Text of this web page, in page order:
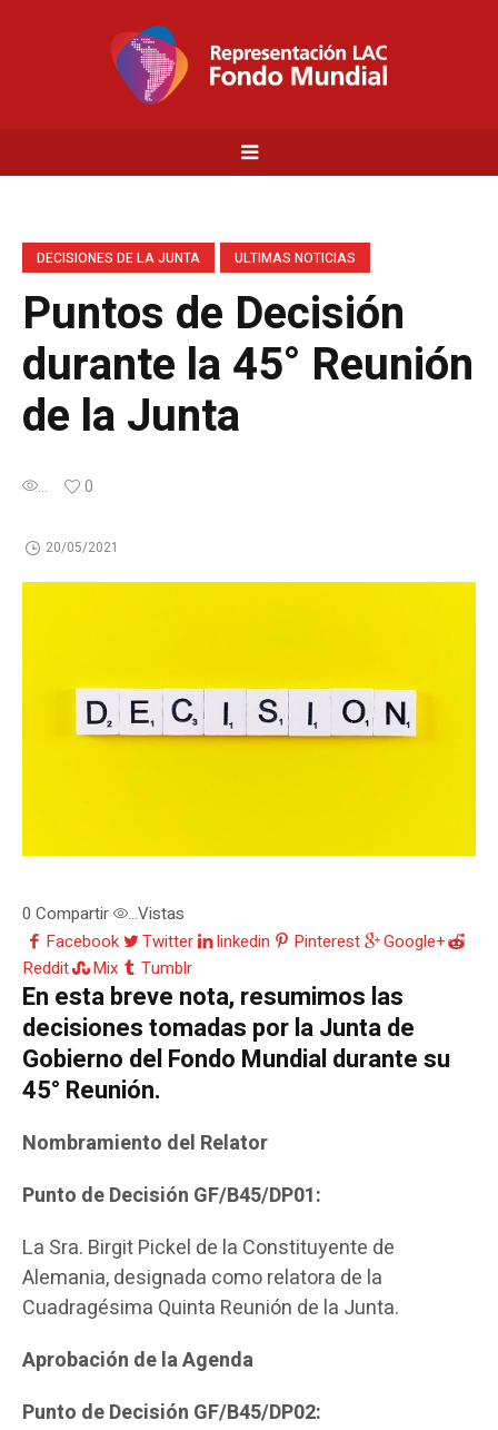
DECISIONES DE LA JUNTA ULTIMAS NOTICIAS
Puntos de Decisión
durante la 45° Reunión
de la Junta
... 0
20/05/2021
0 Compartir ...Vistas
Facebook
Twitter linkedin Pinterest
Google+
Reddit
Mix Tumblr
En esta breve nota, resumimos las
decisiones tomadas por la Junta de
Gobierno del Fondo Mundial durante su
45° Reunión.
Nombramiento del Relator
Punto de Decisión GF/B45/DP01:
La Sra. Birgit Pickel de la Constituyente de
Alemania, designada como relatora de la
Cuadragésima Quinta Reunión de la Junta.
Aprobación de la Agenda
Punto de Decisión GF/B45/DP02: